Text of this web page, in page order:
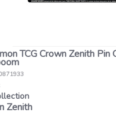
TCG Crown Zenith Pin
Zenith